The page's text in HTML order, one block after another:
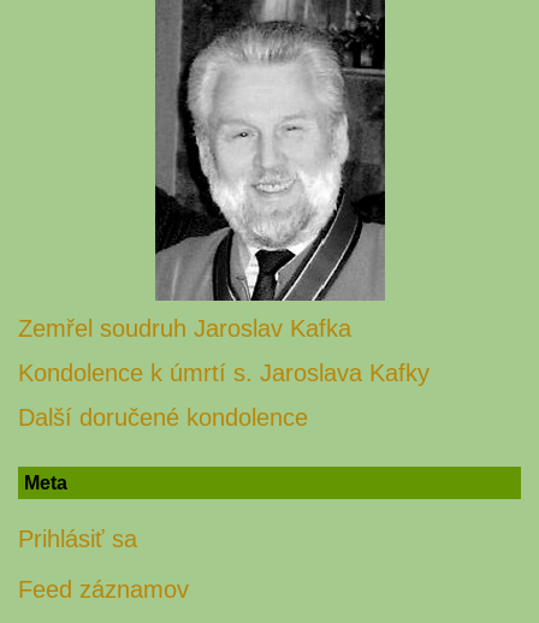
Zemřel soudruh Jaroslav Kafka
Kondolence k úmrtí s. Jaroslava Kafky
Další doručené kondolence
Meta
Prihlásiť sa
Feed záznamov